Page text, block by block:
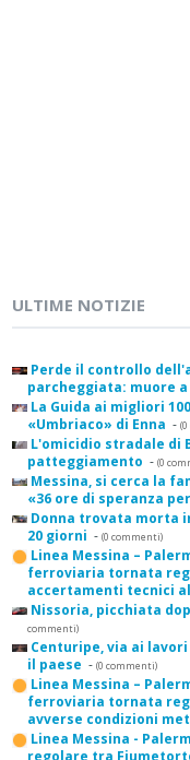
ULTIME NOTIZIE
Perde il controllo
parcheggiata: muore a
La Guida ai migliori
«Umbriaco» di Enna -
L'omicidio stradale di
patteggiamento - (0
Messina, si cerca la
«36 ore di speranza
Donna trovata morta
20 giorni - (0 commenti)
Linea Messina –
ferroviaria tornata
accertamenti tecnici
Nissoria, picchiata
commenti)
Centuripe, via ai
il paese - (0 commenti)
Linea Messina –
ferroviaria tornata
avverse condizioni
Linea Messina -